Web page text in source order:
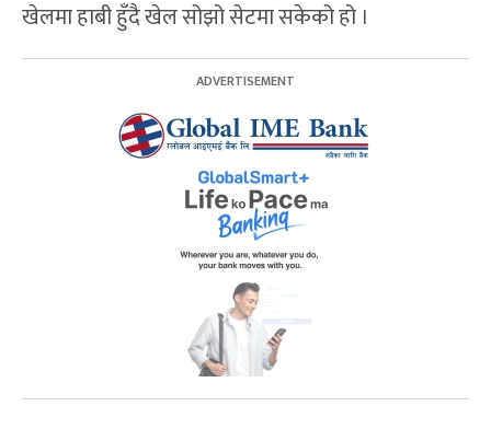
खेलमा हाबी हुँदै खेल सोझो सेटमा सकेको हो ।